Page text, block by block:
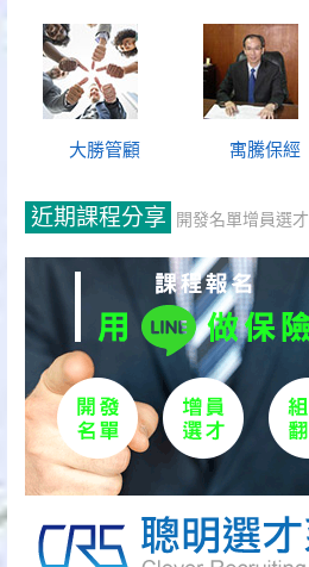
大勝管顧 寓騰保經
近期課程分享 開發名單增員選才